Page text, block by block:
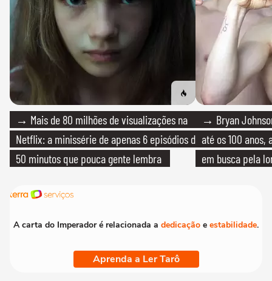
→ Mais de 80 milhões de visualizações na
Netflix: a minissérie de apenas 6 episódios de
50 minutos que pouca gente lembra
→ Bryan
até os 100
em busca pela
A carta do Imperador é relacionada a dedicação e estabilidade.
Aprenda a Ler Tarô